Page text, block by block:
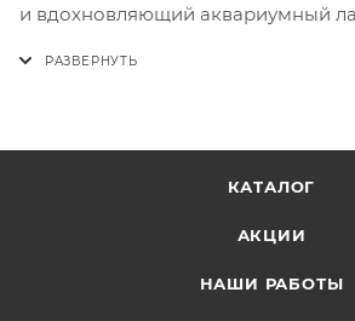
и вдохновляющий аквариумный
КАТАЛОГ
АКЦИИ
НАШИ РАБОТЫ